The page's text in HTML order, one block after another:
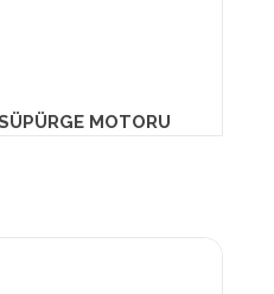
MOTORU